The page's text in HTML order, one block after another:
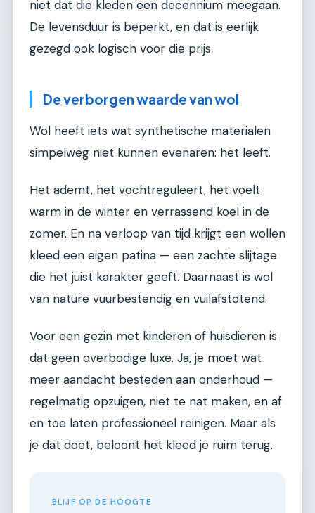
niet dat die kleden een decennium meegaan.
De levensduur is beperkt, en dat is eerlijk
gezegd ook logisch voor die prijs.
De verborgen waarde van wol
Wol heeft iets wat synthetische materialen
simpelweg niet kunnen evenaren: het leeft.
Het ademt, het vochtreguleert, het voelt
warm in de winter en verrassend koel in de
zomer. En na verloop van tijd krijgt een wollen
kleed een eigen patina — een zachte slijtage
die het juist karakter geeft. Daarnaast is wol
van nature vuurbestendig en vuilafstotend.
Voor een gezin met kinderen of huisdieren is
dat geen overbodige luxe. Ja, je moet wat
meer aandacht besteden aan onderhoud —
regelmatig opzuigen, niet te nat maken, en af
en toe laten professioneel reinigen. Maar als
je dat doet, beloont het kleed je ruim terug.
BLIJF OP DE HOOGTE